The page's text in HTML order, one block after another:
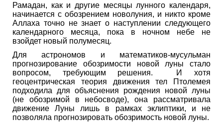
Рамадан, как и другие месяцы лунного календаря,
начинается с обозрением новолуния, и никто кроме
Аллаха точно не знает о наступлении следующего
календарного месяца, пока в ночном небе не
взойдет новый полумесяц.
Для астрономов и математиков-мусульман
прогнозирование обозримости новой луны стало
вопросом, требующим решения. И хотя
геоцентрическая теория движения тел Птолемея
подходила для объяснения рождения новой луны
(не обозримой в небосводе), она рассматривала
движение Луны лишь в рамках эклиптики, и не
позволяла прогнозировать обозримость новой луны.